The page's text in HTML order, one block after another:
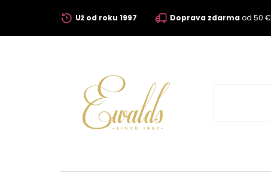
Už od roku 1997 Doprava zdarmaod 50 €